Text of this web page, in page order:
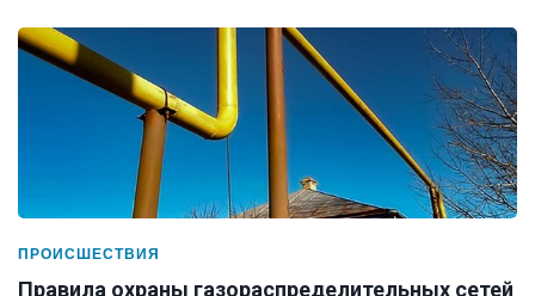
ПРОИСШЕСТВИЯ
Правила охраны газораспределительных сетей